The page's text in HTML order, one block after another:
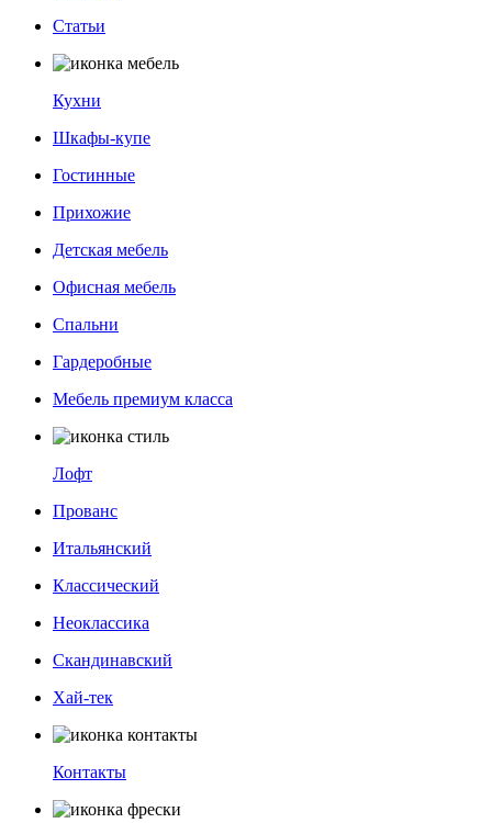
Статьи
Кухни
Шкафы-купе
Гостинные
Прихожие
Детская мебель
Офисная мебель
Спальни
Гардеробные
Мебель премиум класса
Лофт
Прованс
Итальянский
Классический
Неоклассика
Скандинавский
Хай-тек
Контакты